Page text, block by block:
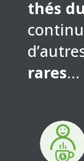
thés
rares…